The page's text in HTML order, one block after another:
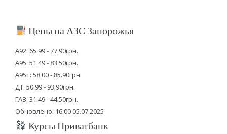
Цены на АЗС Запорожья
А92: 65.99 - 77.90грн.
А95: 51.49 - 83.50грн.
А95+: 58.00 - 85.90грн.
ДТ: 50.99 - 93.90грн.
ГАЗ: 31.49 - 44.50грн.
Обновлено: 16:00 05.07.2025
Курсы Приватбанк